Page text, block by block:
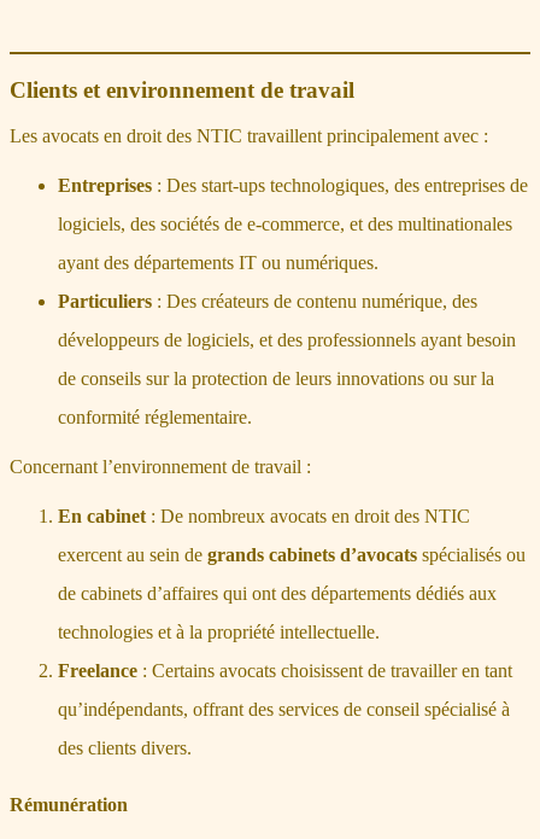
Clients et environnement de travail
Les avocats en droit des NTIC travaillent principalement avec :
Entreprises : Des start-ups technologiques, des entreprises de
logiciels, des sociétés de e-commerce, et des multinationales
ayant des départements IT ou numériques.
Particuliers : Des créateurs de contenu numérique, des
développeurs de logiciels, et des professionnels ayant besoin
de conseils sur la protection de leurs innovations ou sur la
conformité réglementaire.
Concernant l’environnement de travail :
En cabinet: De nombreux avocats en droit des NTIC
exercent au sein de grands cabinets d’avocats spécialisés ou
de cabinets d’affaires qui ont des départements dédiés aux
technologies et à la propriété intellectuelle.
Freelance : Certains avocats choisissent de travailler en tant
qu’indépendants, offrant des services de conseil spécialisé à
des clients divers.
Rémunération